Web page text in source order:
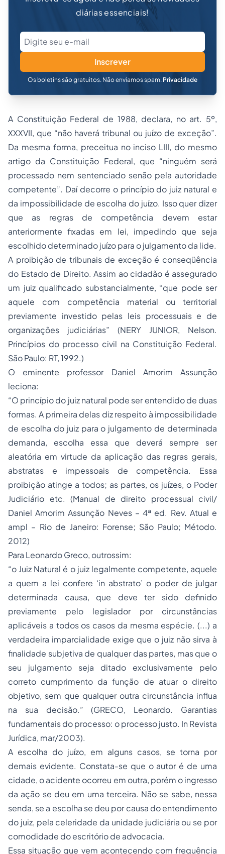
diárias essenciais!
Inscrever
Os boletins são gratuitos. Não enviamos spam. Privacidade
A Constituição Federal de 1988, declara, no art. 5º,
XXXVII, que “não haverá tribunal ou juízo de exceção”.
Da mesma forma, preceitua no inciso LIII, do mesmo
artigo da Constituição Federal, que “ninguém será
processado nem sentenciado senão pela autoridade
competente”. Daí decorre o princípio do juiz natural e
da impossibilidade de escolha do juízo. Isso quer dizer
que as regras de competência devem estar
anteriormente fixadas em lei, impedindo que seja
escolhido determinado juízo para o julgamento da lide.
A proibição de tribunais de exceção é conseqüência
do Estado de Direito. Assim ao cidadão é assegurado
um juiz qualificado substancialmente, “que pode ser
aquele com competência material ou territorial
previamente investido pelas leis processuais e de
organizações judiciárias” (NERY JUNIOR, Nelson.
Princípios do processo civil na Constituição Federal.
São Paulo: RT, 1992.)
O eminente professor Daniel Amorim Assunção
leciona:
“O princípio do juiz natural pode ser entendido de duas
formas. A primeira delas diz respeito à impossibilidade
de escolha do juiz para o julgamento de determinada
demanda, escolha essa que deverá sempre ser
aleatória em virtude da aplicação das regras gerais,
abstratas e impessoais de competência. Essa
proibição atinge a todos; as partes, os juízes, o Poder
Judiciário etc. (Manual de direito processual civil/
Daniel Amorim Assunção Neves – 4ª ed. Rev. Atual e
ampl – Rio de Janeiro: Forense; São Paulo; Método.
2012)
Para Leonardo Greco, outrossim:
“o Juiz Natural é o juiz legalmente competente, aquele
a quem a lei confere ‘in abstrato’ o poder de julgar
determinada causa, que deve ter sido definido
previamente pelo legislador por circunstâncias
aplicáveis a todos os casos da mesma espécie. (...) a
verdadeira imparcialidade exige que o juiz não sirva à
finalidade subjetiva de qualquer das partes, mas que o
seu julgamento seja ditado exclusivamente pelo
correto cumprimento da função de atuar o direito
objetivo, sem que qualquer outra circunstância influa
na sua decisão.” (GRECO, Leonardo. Garantias
fundamentais do processo: o processo justo. In Revista
Jurídica, mar/2003).
A escolha do juízo, em alguns casos, se torna por
demais evidente. Constata-se que o autor é de uma
cidade, o acidente ocorreu em outra, porém o ingresso
da ação se deu em uma terceira. Não se sabe, nessa
senda, se a escolha se deu por causa do entendimento
do juiz, pela celeridade da unidade judiciária ou se por
comodidade do escritório de advocacia.
Essa situação que vem acontecendo com frequência